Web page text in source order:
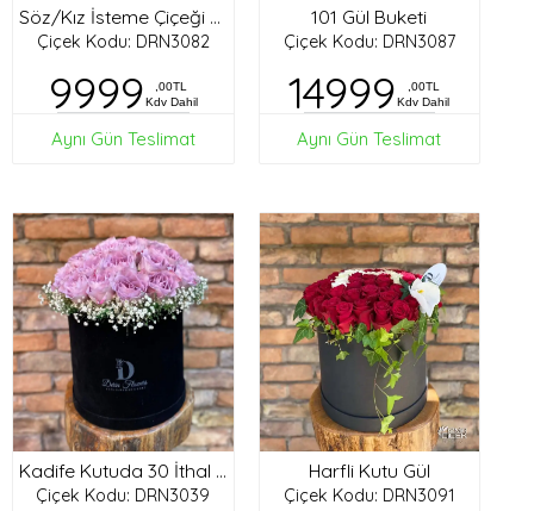
Söz/Kız İsteme Çiçeği Buketi
Çiçek Kodu: DRN3082
9999
,00TL
Kdv Dahil
Aynı Gün Teslimat
101 Gül Buketi
Çiçek Kodu: DRN3087
14999
,00TL
Kdv Dahil
Aynı Gün Teslimat
Kadife Kutuda 30 İthal Gül
Çiçek Kodu: DRN3039
Harfli Kutu Gül
Çiçek Kodu: DRN3091